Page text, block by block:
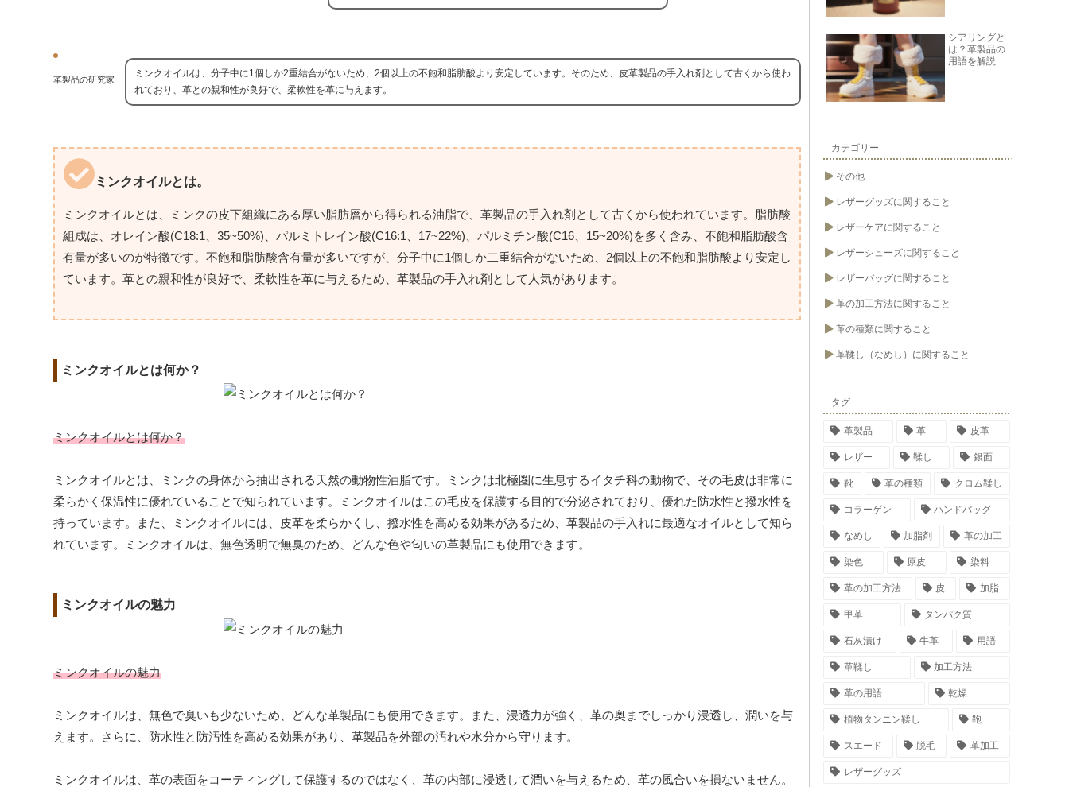
革製品の研究家
ミンクオイルは、分子中に1個しか2重結合がないため、2個以上の不飽和脂肪酸より安定しています。そのため、皮革製品の手入れ剤として古くから使わ
れており、革との親和性が良好で、柔軟性を革に与えます。
ミンクオイルとは。
ミンクオイルとは、ミンクの皮下組織にある厚い脂肪層から得られる油脂で、革製品の手入れ剤として古くから使われています。脂肪酸
組成は、オレイン酸(C18:1、35~50%)、パルミトレイン酸(C16:1、17~22%)、パルミチン酸(C16、15~20%)を多く含み、不飽和脂肪酸含
有量が多いのが特徴です。不飽和脂肪酸含有量が多いですが、分子中に1個しか二重結合がないため、2個以上の不飽和脂肪酸より安定し
ています。革との親和性が良好で、柔軟性を革に与えるため、革製品の手入れ剤として人気があります。
ミンクオイルとは何か？
ミンクオイルとは何か？
ミンクオイルとは、ミンクの身体から抽出される天然の動物性油脂です。ミンクは北極圏に生息するイタチ科の動物で、その毛皮は非常に
柔らかく保温性に優れていることで知られています。ミンクオイルはこの毛皮を保護する目的で分泌されており、優れた防水性と撥水性を
持っています。また、ミンクオイルには、皮革を柔らかくし、撥水性を高める効果があるため、革製品の手入れに最適なオイルとして知ら
れています。ミンクオイルは、無色透明で無臭のため、どんな色や匂いの革製品にも使用できます。
ミンクオイルの魅力
ミンクオイルの魅力
ミンクオイルは、無色で臭いも少ないため、どんな革製品にも使用できます。また、浸透力が強く、革の奥までしっかり浸透し、潤いを与
えます。さらに、防水性と防汚性を高める効果があり、革製品を外部の汚れや水分から守ります。
ミンクオイルは、革の表面をコーティングして保護するのではなく、革の内部に浸透して潤いを与えるため、革の風合いを損ないません。
シアリングと
は？革製品の
用語を解説
カテゴリー
その他
レザーグッズに関すること
レザーケアに関すること
レザーシューズに関すること
レザーバッグに関すること
革の加工方法に関すること
革の種類に関すること
革鞣し（なめし）に関すること
タグ
革製品 革 皮革
レザー 鞣し 銀面
靴 革の種類 クロム鞣し
コラーゲン ハンドバッグ
なめし 加脂剤 革の加工
染色 原皮 染料
革の加工方法 皮 加脂
甲革 タンパク質
石灰漬け 牛革 用語
革鞣し 加工方法
革の用語 乾燥
植物タンニン鞣し 鞄
スエード 脱毛 革加工
レザーグッズ